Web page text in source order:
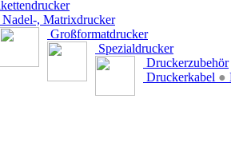
Nadel-, Matrixdrucker
Großformatdrucker
Spezialdrucker
Druckerzubehör
Druckerkabel ●